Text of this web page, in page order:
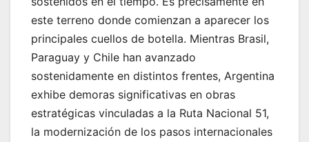
este terreno donde comienzan a aparecer los
principales cuellos de botella. Mientras Brasil,
Paraguay y Chile han avanzado
sostenidamente en distintos frentes, Argentina
exhibe demoras significativas en obras
estratégicas vinculadas a la Ruta Nacional 51,
la modernización de los pasos internacionales